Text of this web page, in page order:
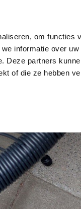
om functies
informatie over
Deze partners
of die ze hebben